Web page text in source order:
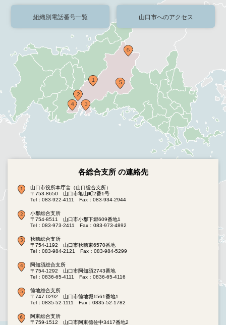
組織別電話番号一覧 山口市へのアクセス
各総合支所 の連絡先
山口市役所本庁舎（山口総合支所）
〒753-8650 山口市亀山町2番1号
Tel：083-922-4111
Fax：083-934-2944
小郡総合支所
〒754-8511 山口市小郡下郷609番地1
Tel：083-973-2411
Fax：083-973-4892
秋穂総合支所
〒754-1192 山口市秋穂東6570番地
Tel：083-984-2121
Fax：083-984-5299
阿知須総合支所
〒754-1292 山口市阿知須2743番地
Tel：0836-65-4111
Fax：0836-65-4116
徳地総合支所
〒747-0292 山口市徳地堀1561番地1
Tel：0835-52-1111
Fax：0835-52-1782
阿東総合支所
〒759-1512 山口市阿東徳佐中3417番地2